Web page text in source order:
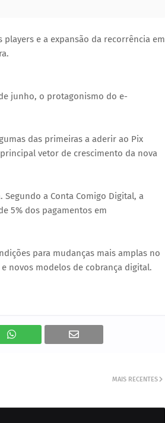
e a expansão da recorrência em
junho, o protagonismo do e-
das primeiras a aderir ao Pix
vetor de crescimento da nova
a Conta Comigo Digital, a
5% dos pagamentos em
para mudanças mais amplas no
novos modelos de cobrança digital.
MAIS RECENTES